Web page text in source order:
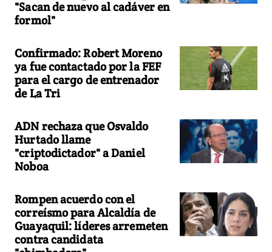
"Sacan de nuevo al cadáver en
formol"
Confirmado: Robert Moreno
ya fue contactado por la FEF
para el cargo de entrenador
de La Tri
ADN rechaza que Osvaldo
Hurtado llame
"criptodictador" a Daniel
Noboa
Rompen acuerdo con el
correísmo para Alcaldía de
Guayaquil: líderes arremeten
contra candidata